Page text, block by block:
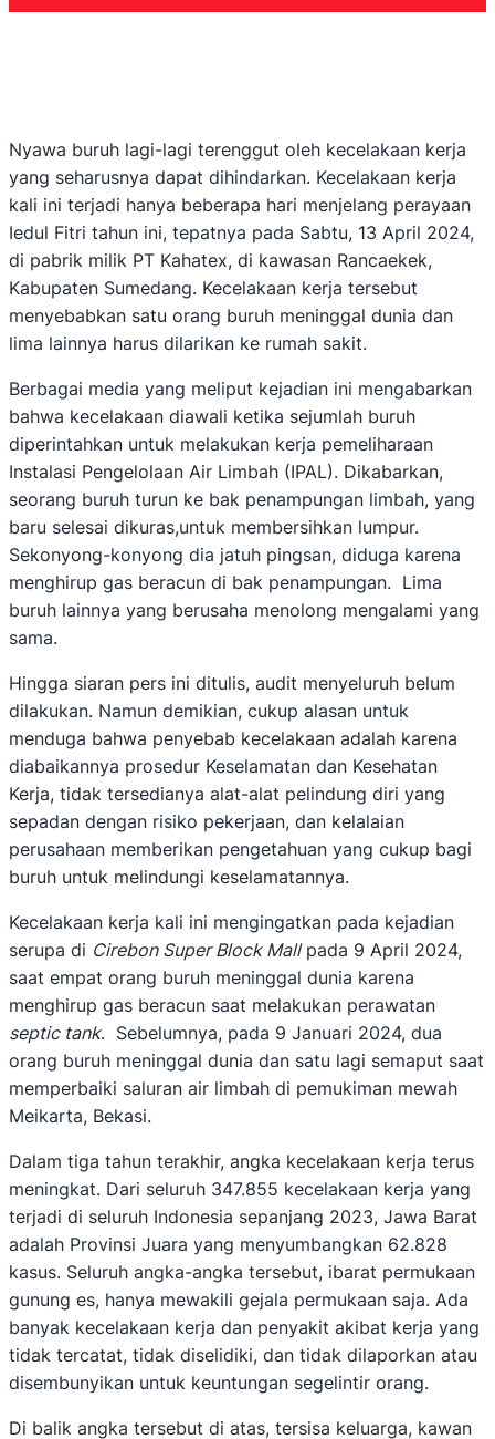
Nyawa buruh lagi-lagi terenggut oleh kecelakaan kerja
yang seharusnya dapat dihindarkan. Kecelakaan kerja
kali ini terjadi hanya beberapa hari menjelang perayaan
Iedul Fitri tahun ini, tepatnya pada Sabtu, 13 April 2024,
di pabrik milik PT Kahatex, di kawasan Rancaekek,
Kabupaten Sumedang. Kecelakaan kerja tersebut
menyebabkan satu orang buruh meninggal dunia dan
lima lainnya harus dilarikan ke rumah sakit.
Berbagai media yang meliput kejadian ini mengabarkan
bahwa kecelakaan diawali ketika sejumlah buruh
diperintahkan untuk melakukan kerja pemeliharaan
Instalasi Pengelolaan Air Limbah (IPAL). Dikabarkan,
seorang buruh turun ke bak penampungan limbah, yang
baru selesai dikuras,untuk membersihkan lumpur.
Sekonyong-konyong dia jatuh pingsan, diduga karena
menghirup gas beracun di bak penampungan. Lima
buruh lainnya yang berusaha menolong mengalami yang
sama.
Hingga siaran pers ini ditulis, audit menyeluruh belum
dilakukan. Namun demikian, cukup alasan untuk
menduga bahwa penyebab kecelakaan adalah karena
diabaikannya prosedur Keselamatan dan Kesehatan
Kerja, tidak tersedianya alat-alat pelindung diri yang
sepadan dengan risiko pekerjaan, dan kelalaian
perusahaan memberikan pengetahuan yang cukup bagi
buruh untuk melindungi keselamatannya.
Kecelakaan kerja kali ini mengingatkan pada kejadian
serupa di Cirebon Super Block Mallpada 9 April 2024,
saat empat orang buruh meninggal dunia karena
menghirup gas beracun saat melakukan perawatan
septic tank. Sebelumnya, pada 9 Januari 2024, dua
orang buruh meninggal dunia dan satu lagi semaput saat
memperbaiki saluran air limbah di pemukiman mewah
Meikarta, Bekasi.
Dalam tiga tahun terakhir, angka kecelakaan kerja terus
meningkat. Dari seluruh 347.855 kecelakaan kerja yang
terjadi di seluruh Indonesia sepanjang 2023, Jawa Barat
adalah Provinsi Juara yang menyumbangkan 62.828
kasus. Seluruh angka-angka tersebut, ibarat permukaan
gunung es, hanya mewakili gejala permukaan saja. Ada
banyak kecelakaan kerja dan penyakit akibat kerja yang
tidak tercatat, tidak diselidiki, dan tidak dilaporkan atau
disembunyikan untuk keuntungan segelintir orang.
Di balik angka tersebut di atas, tersisa keluarga, kawan